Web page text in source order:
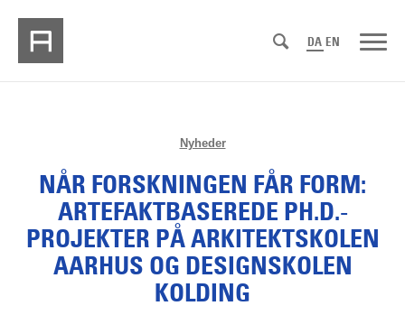
DA EN
Nyheder
NÅR FORSKNINGEN FÅR FORM:
ARTEFAKTBASEREDE PH.D.-
PROJEKTER PÅ ARKITEKTSKOLEN
AARHUS OG DESIGNSKOLEN
KOLDING